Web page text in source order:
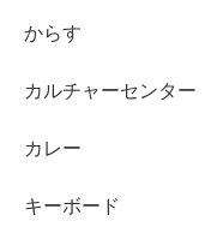
からす
カルチャーセンター
カレー
キーボード